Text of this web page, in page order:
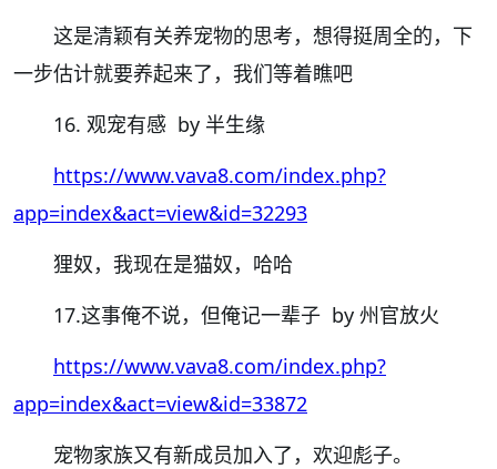
这是清颖有关养宠物的思考，想得挺周全的，下
一步估计就要养起来了，我们等着瞧吧
16. 观宠有感 by 半生缘
https://www.vava8.com/index.php?
app=index&act=view&id=32293
狸奴，我现在是猫奴，哈哈
17.这事俺不说，但俺记一辈子 by 州官放火
https://www.vava8.com/index.php?
app=index&act=view&id=33872
宠物家族又有新成员加入了，欢迎彪子。